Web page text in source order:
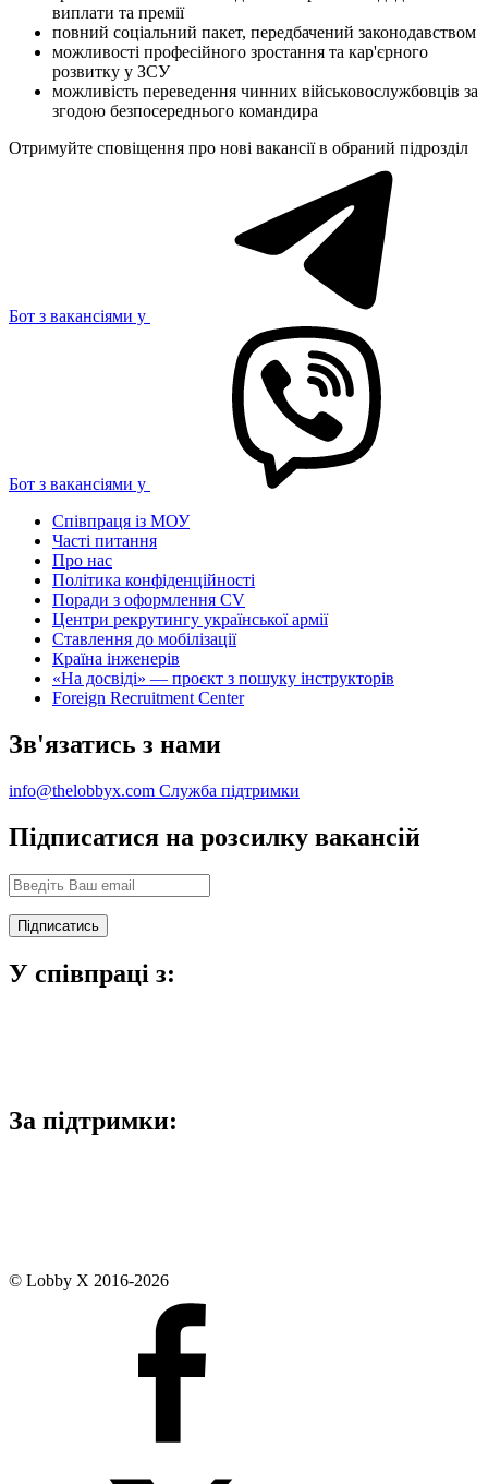
виплати та премії
повний соціальний пакет, передбачений законодавством
можливості професійного зростання та кар'єрного
розвитку у ЗСУ
можливість переведення чинних військовослужбовців за
згодою безпосереднього командира
Отримуйте сповіщення про нові вакансії в обраний підрозділ
Бот з вакансіями у
Бот з вакансіями у
Співпраця із МОУ
Часті питання
Про нас
Політика конфіденційності
Поради з оформлення CV
Центри рекрутингу української армії
Ставлення до мобілізації
Країна інженерів
«На досвіді» — проєкт з пошуку інструкторів
Foreign Recruitment Center
Зв'язатись з нами
info@thelobbyx.com Служба підтримки
Підписатися на розсилку вакансій
У співпраці з:
За підтримки:
© Lobby X 2016-2026